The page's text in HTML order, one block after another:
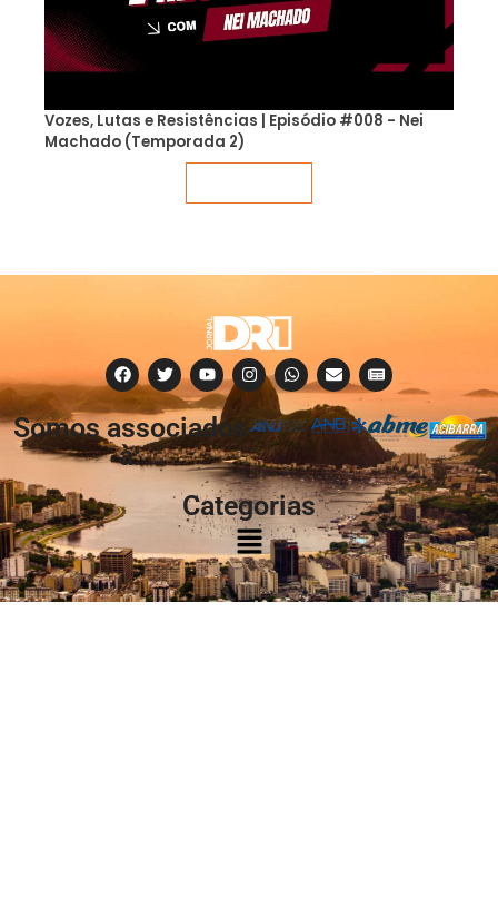
Vozes, Lutas e Resistências | Episódio #008 - Nei
Machado (Temporada 2)
Somos associados
à:
Categorias